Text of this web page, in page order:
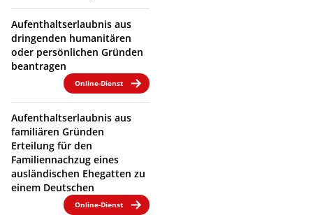
Aufenthaltserlaubnis aus
dringenden humanitären
oder persönlichen Gründen
beantragen
Online-Dienst
Aufenthaltserlaubnis aus
familiären Gründen
Erteilung für den
Familiennachzug eines
ausländischen Ehegatten zu
einem Deutschen
Online-Dienst